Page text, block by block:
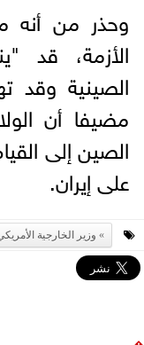
وحذر من أنه
الأزمة، قد
الصينية وقد
مضيفا أن
الصين إلى
على إيران.
وزير الخارجية